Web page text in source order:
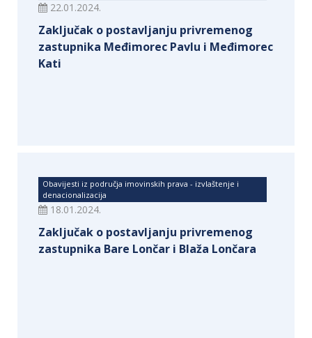
22.01.2024.
Zaključak o postavljanju privremenog
zastupnika Međimorec Pavlu i Međimorec
Kati
Obavijesti iz područja imovinskih prava - izvlaštenje i
denacionalizacija
18.01.2024.
Zaključak o postavljanju privremenog
zastupnika Bare Lončar i Blaža Lončara